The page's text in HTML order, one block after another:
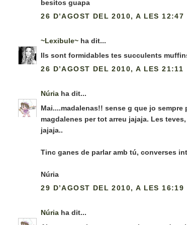
besitos guapa
26 D’AGOST DEL 2010, A LES 12:47
~Lexibule~ ha dit...
Ils sont formidables tes succulents
26 D’AGOST DEL 2010, A LES 21:11
Núria ha dit...
Mai....madalenas!! sense g que jo
magdalenes per tot arreu jajaja. Les
jajaja..
Tinc ganes de parlar amb tú, converses
Núria
29 D’AGOST DEL 2010, A LES 16:19
Núria ha dit...